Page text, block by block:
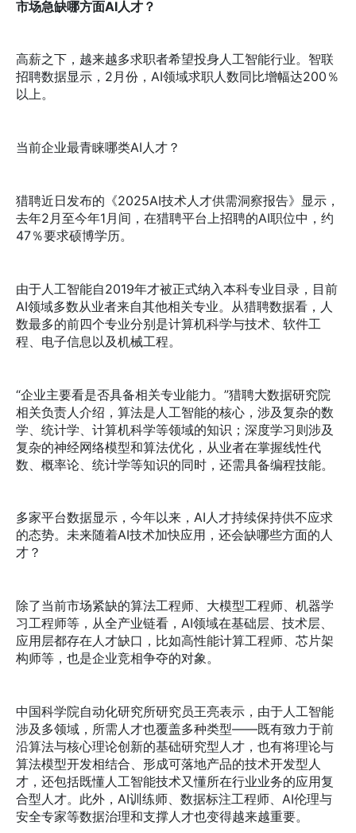
市场急缺哪方面AI人才？
高薪之下，越来越多求职者希望投身人工智能行业。智联
招聘数据显示，2月份，AI领域求职人数同比增幅达200％
以上。
当前企业最青睐哪类AI人才？
猎聘近日发布的《2025AI技术人才供需洞察报告》显示，
去年2月至今年1月间，在猎聘平台上招聘的AI职位中，约
47％要求硕博学历。
由于人工智能自2019年才被正式纳入本科专业目录，目前
AI领域多数从业者来自其他相关专业。从猎聘数据看，人
数最多的前四个专业分别是计算机科学与技术、软件工
程、电子信息以及机械工程。
“企业主要看是否具备相关专业能力。”猎聘大数据研究院
相关负责人介绍，算法是人工智能的核心，涉及复杂的数
学、统计学、计算机科学等领域的知识；深度学习则涉及
复杂的神经网络模型和算法优化，从业者在掌握线性代
数、概率论、统计学等知识的同时，还需具备编程技能。
多家平台数据显示，今年以来，AI人才持续保持供不应求
的态势。未来随着AI技术加快应用，还会缺哪些方面的人
才？
除了当前市场紧缺的算法工程师、大模型工程师、机器学
习工程师等，从全产业链看，AI领域在基础层、技术层、
应用层都存在人才缺口，比如高性能计算工程师、芯片架
构师等，也是企业竞相争夺的对象。
中国科学院自动化研究所研究员王亮表示，由于人工智能
涉及多领域，所需人才也覆盖多种类型——既有致力于前
沿算法与核心理论创新的基础研究型人才，也有将理论与
算法模型开发相结合、形成可落地产品的技术开发型人
才，还包括既懂人工智能技术又懂所在行业业务的应用复
合型人才。此外，AI训练师、数据标注工程师、AI伦理与
安全专家等数据治理和支撑人才也变得越来越重要。